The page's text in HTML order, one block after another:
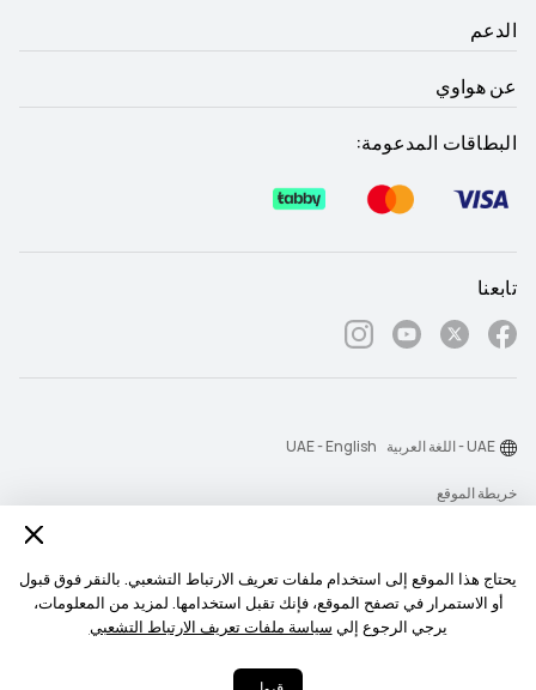
يحتاج هذا الموقع إلى استخدام ملفات تعريف الارتباط التشعبي. بالنقر فوق قبول
أو الاستمرار في تصفح الموقع، فإنك تقبل استخدامها. لمزيد من المعلومات،
يرجي الرجوع إلي سياسة ملفات تعريف الارتباط التشعبي
الدعم
عن هواوي
البطاقات المدعومة:
تابعنا
‎©2026 Huawei Device Co., Ltd. All rights reserved.‎
خريطة الموقع
بيان الخصوصية
الكوكيز
UAE - اللغة العربية UAE - English